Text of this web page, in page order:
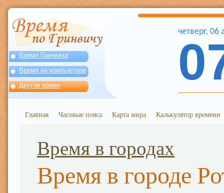
Время Гринвича
Время на компьютере
Другое время
четверг, 06
Главная Часовые пояса Карта мира Калькулятор времени
Время в городах
Время в городе